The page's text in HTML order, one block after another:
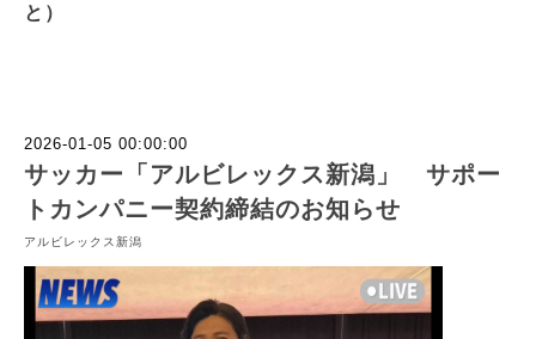
と）
2026-01-05 00:00:00
サッカー「アルビレックス新潟」 サポー
トカンパニー契約締結のお知らせ
アルビレックス新潟